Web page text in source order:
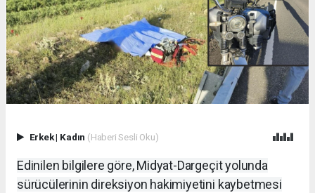
Erkek| Kadın (Haberi Sesli Oku)
Edinilen bilgilere göre, Midyat-Dargeçit yolunda
sürücülerinin direksiyon hakimiyetini kaybetmesi